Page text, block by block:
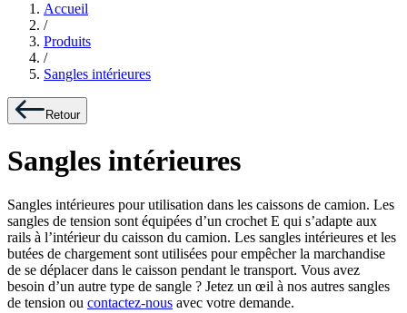
Accueil
/
Produits
/
Sangles intérieures
Retour
Sangles intérieures
Sangles intérieures pour utilisation dans les caissons de camion. Les
sangles de tension sont équipées d’un crochet E qui s’adapte aux
rails à l’intérieur du caisson du camion. Les sangles intérieures et les
butées de chargement sont utilisées pour empêcher la marchandise
de se déplacer dans le caisson pendant le transport. Vous avez
besoin d’un autre type de sangle ? Jetez un œil à nos autres sangles
de tension ou contactez-nous avec votre demande.